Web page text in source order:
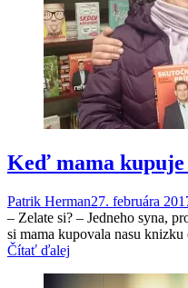
Keď mama kupuje
Patrik Herman27. februára
– Zelate si? – Jedneho syna,
si mama kupovala nasu
Čítať ďalej